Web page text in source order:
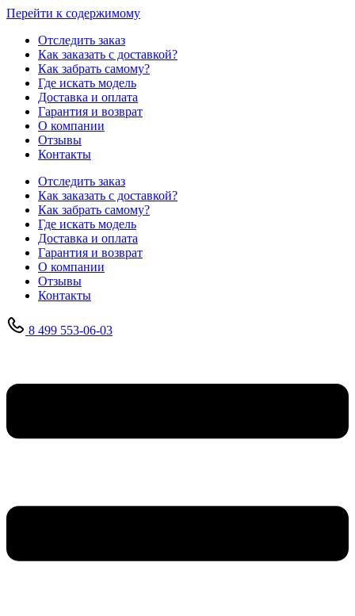
Перейти к содержимому
Отследить заказ
Как заказать с доставкой?
Как забрать самому?
Где искать модель
Доставка и оплата
Гарантия и возврат
О компании
Отзывы
Контакты
Отследить заказ
Как заказать с доставкой?
Как забрать самому?
Где искать модель
Доставка и оплата
Гарантия и возврат
О компании
Отзывы
Контакты
8 499 553-06-03